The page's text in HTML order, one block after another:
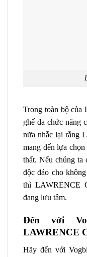
Trong toàn bộ của
ghế đa chức năng
nữa nhắc lại rằng
mang đến lựa
thất. Nếu chúng ta
độc đáo cho
thì LAWRENCE
đang lưu tâm.
Đến với
LAWRENCE
Hãy đến với